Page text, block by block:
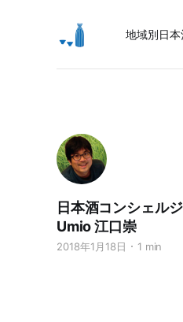
地域別日
日本酒コンシェル
Umio 江口崇
2018年1月18日 1 min